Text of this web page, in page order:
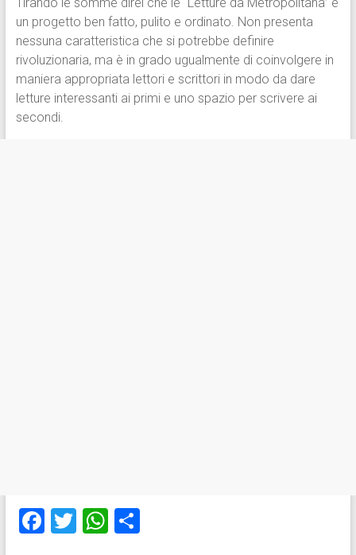
un progetto ben fatto, pulito e ordinato. Non presenta
nessuna caratteristica che si potrebbe definire
rivoluzionaria, ma è in grado ugualmente di coinvolgere in
maniera appropriata lettori e scrittori in modo da dare
letture interessanti ai primi e uno spazio per scrivere ai
secondi.
F T W C